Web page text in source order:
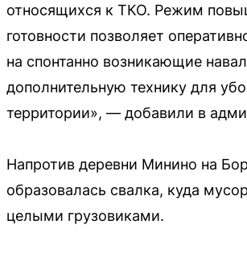
относящихся к ТКО. Режим
готовности позволяет
на спонтанно возникающие
дополнительную технику для
территории», — добавили в
Напротив деревни Минино на
образовалась свалка, куда
целыми грузовиками.